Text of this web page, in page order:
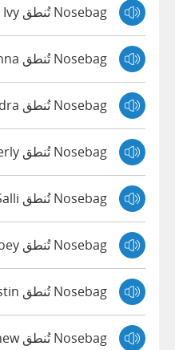
Nosebag تُنطق Ivy
Nosebag تُنطق Joanna
Nosebag تُنطق Kendra
Nosebag تُنطق Kimberly
Nosebag تُنطق Salli
Nosebag تُنطق Joey
Nosebag تُنطق Justin
Nosebag تُنطق Matthew